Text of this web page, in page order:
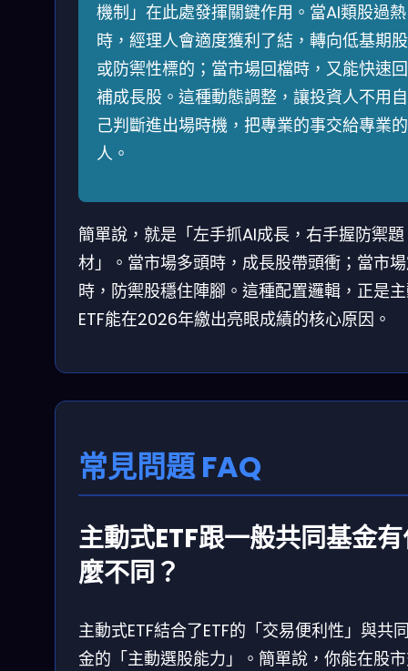
機制」在此處發揮關鍵作用。當AI類股過熱
時，經理人會適度獲利了結，轉向低基期股
或防禦性標的；當市場回檔時，又能快速回
補成長股。這種動態調整，讓投資人不用自
己判斷進出場時機，把專業的事交給專業的
人。
簡單說，就是「左手抓AI成長，右手握防禦題
材」。當市場多頭時，成長股帶頭衝；當市
時，防禦股穩住陣腳。這種配置邏輯，正是
ETF能在2026年繳出亮眼成績的核心原因。
常見問題 FAQ
主動式ETF跟一般共同基金
麼不同？
主動式ETF結合了ETF的「交易便利性」與共
金的「主動選股能力」。簡單說，你能在股